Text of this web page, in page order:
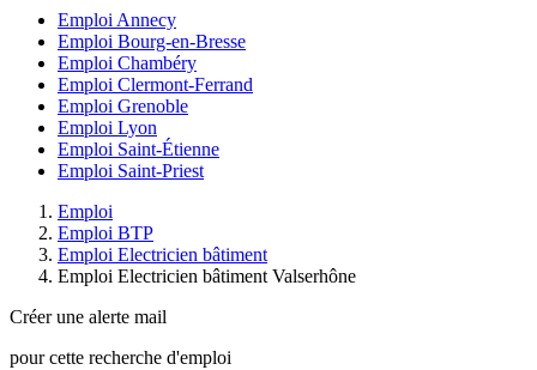
Emploi Annecy
Emploi Bourg-en-Bresse
Emploi Chambéry
Emploi Clermont-Ferrand
Emploi Grenoble
Emploi Lyon
Emploi Saint-Étienne
Emploi Saint-Priest
Emploi
Emploi BTP
Emploi Electricien bâtiment
Emploi Electricien bâtiment Valserhône
Créer une alerte mail
pour cette recherche d'emploi